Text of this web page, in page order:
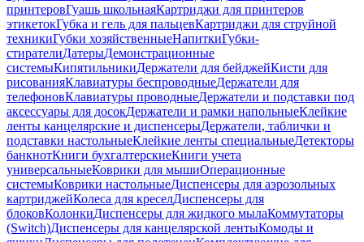
принтеровГуашь школьнаяКартриджи для принтеров
этикетокГубка и гель для пальцевКартриджи для струйной
техникиГубки хозяйственныеНапиткиГубки-
стирателиДатерыДемонстрационные
системыКипятильникиДержатели для бейджейКисти для
рисованияКлавиатуры беспроводныеДержатели для
телефоновКлавиатуры проводныеДержатели и подставки под
аксессуары для досокДержатели и рамки напольныеКлейкие
ленты канцелярские и диспенсерыДержатели, таблички и
подставки настольныеКлейкие ленты специальныеДетекторы
банкнотКниги бухгалтерскиеКниги учета
универсальныеКоврики для мышиОперационные
системыКоврики настольныеДиспенсеры для аэрозольных
картриджейКолеса для креселДиспенсеры для
блоковКолонкиДиспенсеры для жидкого мылаКоммутаторы
(Switch)Диспенсеры для канцелярской лентыКомоды и